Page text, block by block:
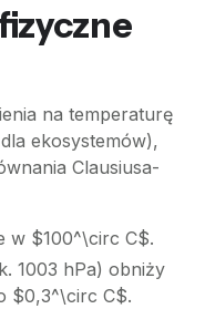
na temperaturę
ekosystemów),
Clausiusa-
w $100^\circ C$.
1003 hPa) obniży
$0,3^\circ C$.